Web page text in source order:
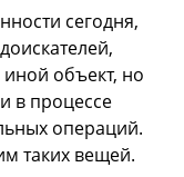
сегодня,
объект, но
в процессе
операций.
таких вещей.